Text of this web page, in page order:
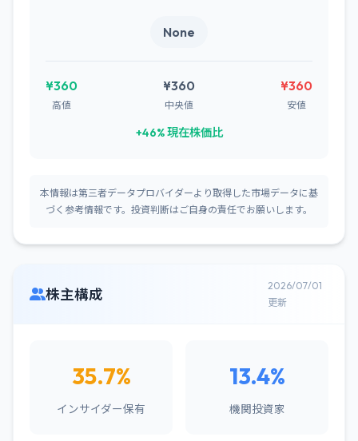
None
¥360
高値
¥360
中央値
¥360
安値
+46% 現在株価比
本情報は第三者データプロバイダーより取得した市場データに基
づく参考情報です。投資判断はご自身の責任でお願いします。
株主構成
2026/07/01
更新
35.7%
インサイダー保有
13.4%
機関投資家